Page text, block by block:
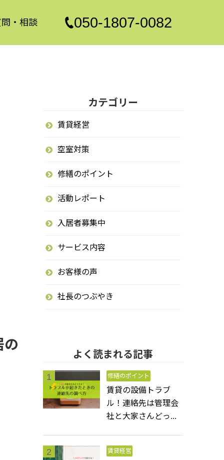
・相談 050-1807-0082
の
カテゴリー
賃貸経営
空室対策
修繕のポイント
活動レポート
入居者募集中
サービス内容
お客様の声
社長のつぶやき
よく読まれる記事
修繕のポイント
賃貸の設備トラブ
ル！連絡先は管理会
社と大家さんどっ...
賃貸経営